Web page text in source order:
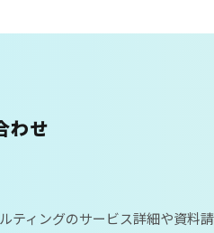
わせ
ティングのサービス詳細や資料